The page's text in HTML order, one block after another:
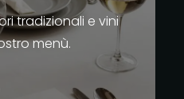
tradizionali e vini
menù.